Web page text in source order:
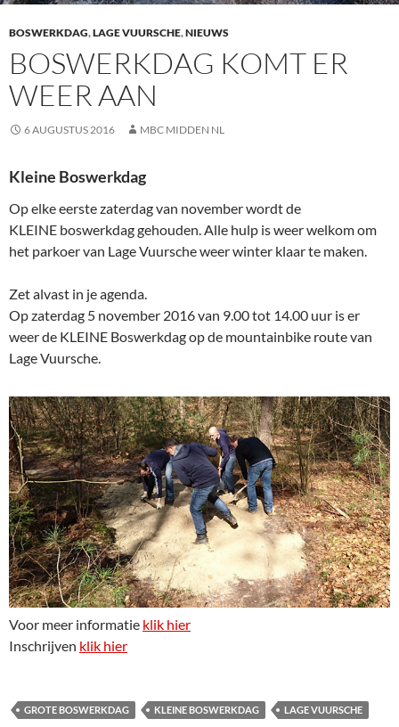
BOSWERKDAG,LAGE VUURSCHE,NIEUWS
BOSWERKDAG KOMT ER
WEER AAN
6 AUGUSTUS 2016 MBC MIDDEN NL
Kleine Boswerkdag
Op elke eerste zaterdag van november wordt de
KLEINE boswerkdag gehouden. Alle hulp is weer welkom om
het parkoer van Lage Vuursche weer winter klaar te maken.
Zet alvast in je agenda.
Op zaterdag 5 november 2016 van 9.00 tot 14.00 uur is er
weer de KLEINE Boswerkdag op de mountainbike route van
Lage Vuursche.
Voor meer informatie klik hier
Inschrijven klik hier
GROTE BOSWERKDAG KLEINE BOSWERKDAG LAGE VUURSCHE